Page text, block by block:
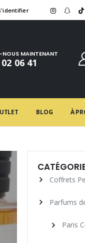
NOUS MAINTENANT
06 41
BLOG À
Coffrets
Parfums
Paris